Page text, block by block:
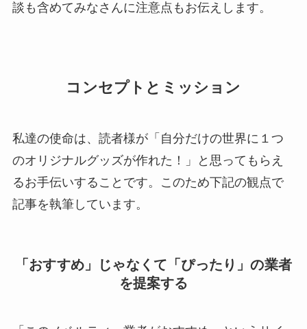
談も含めてみなさんに注意点もお伝えします。
コンセプトとミッション
私達の使命は、読者様が「自分だけの世界に１つ
のオリジナルグッズが作れた！」と思ってもらえ
るお手伝いすることです。このため下記の観点で
記事を執筆しています。
「おすすめ」じゃなくて「ぴったり」の業者
を提案する